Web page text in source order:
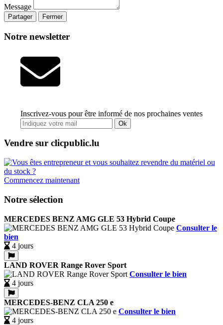
Message
Partager Fermer
Notre newsletter
Inscrivez-vous pour être informé de nos prochaines ventes
Ok
Vendre sur clicpublic.lu
Commencez maintenant
Notre sélection
MERCEDES BENZ AMG GLE 53 Hybrid Coupe
Consulter le
bien
4 jours
LAND ROVER Range Rover Sport
Consulter le bien
4 jours
MERCEDES-BENZ CLA 250 e
Consulter le bien
4 jours